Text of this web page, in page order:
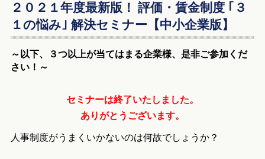
２０２１年度最新版！ 評価・賃金制度 ｢３
１の悩み｣ 解決セミナー【中小企業版】
～以下、３つ以上が当てはまる企業様、是非ご参加くだ
さい！～
セミナーは終了いたしました。
ありがとうございます。
人事制度がうまくいかないのは何故でしょうか？